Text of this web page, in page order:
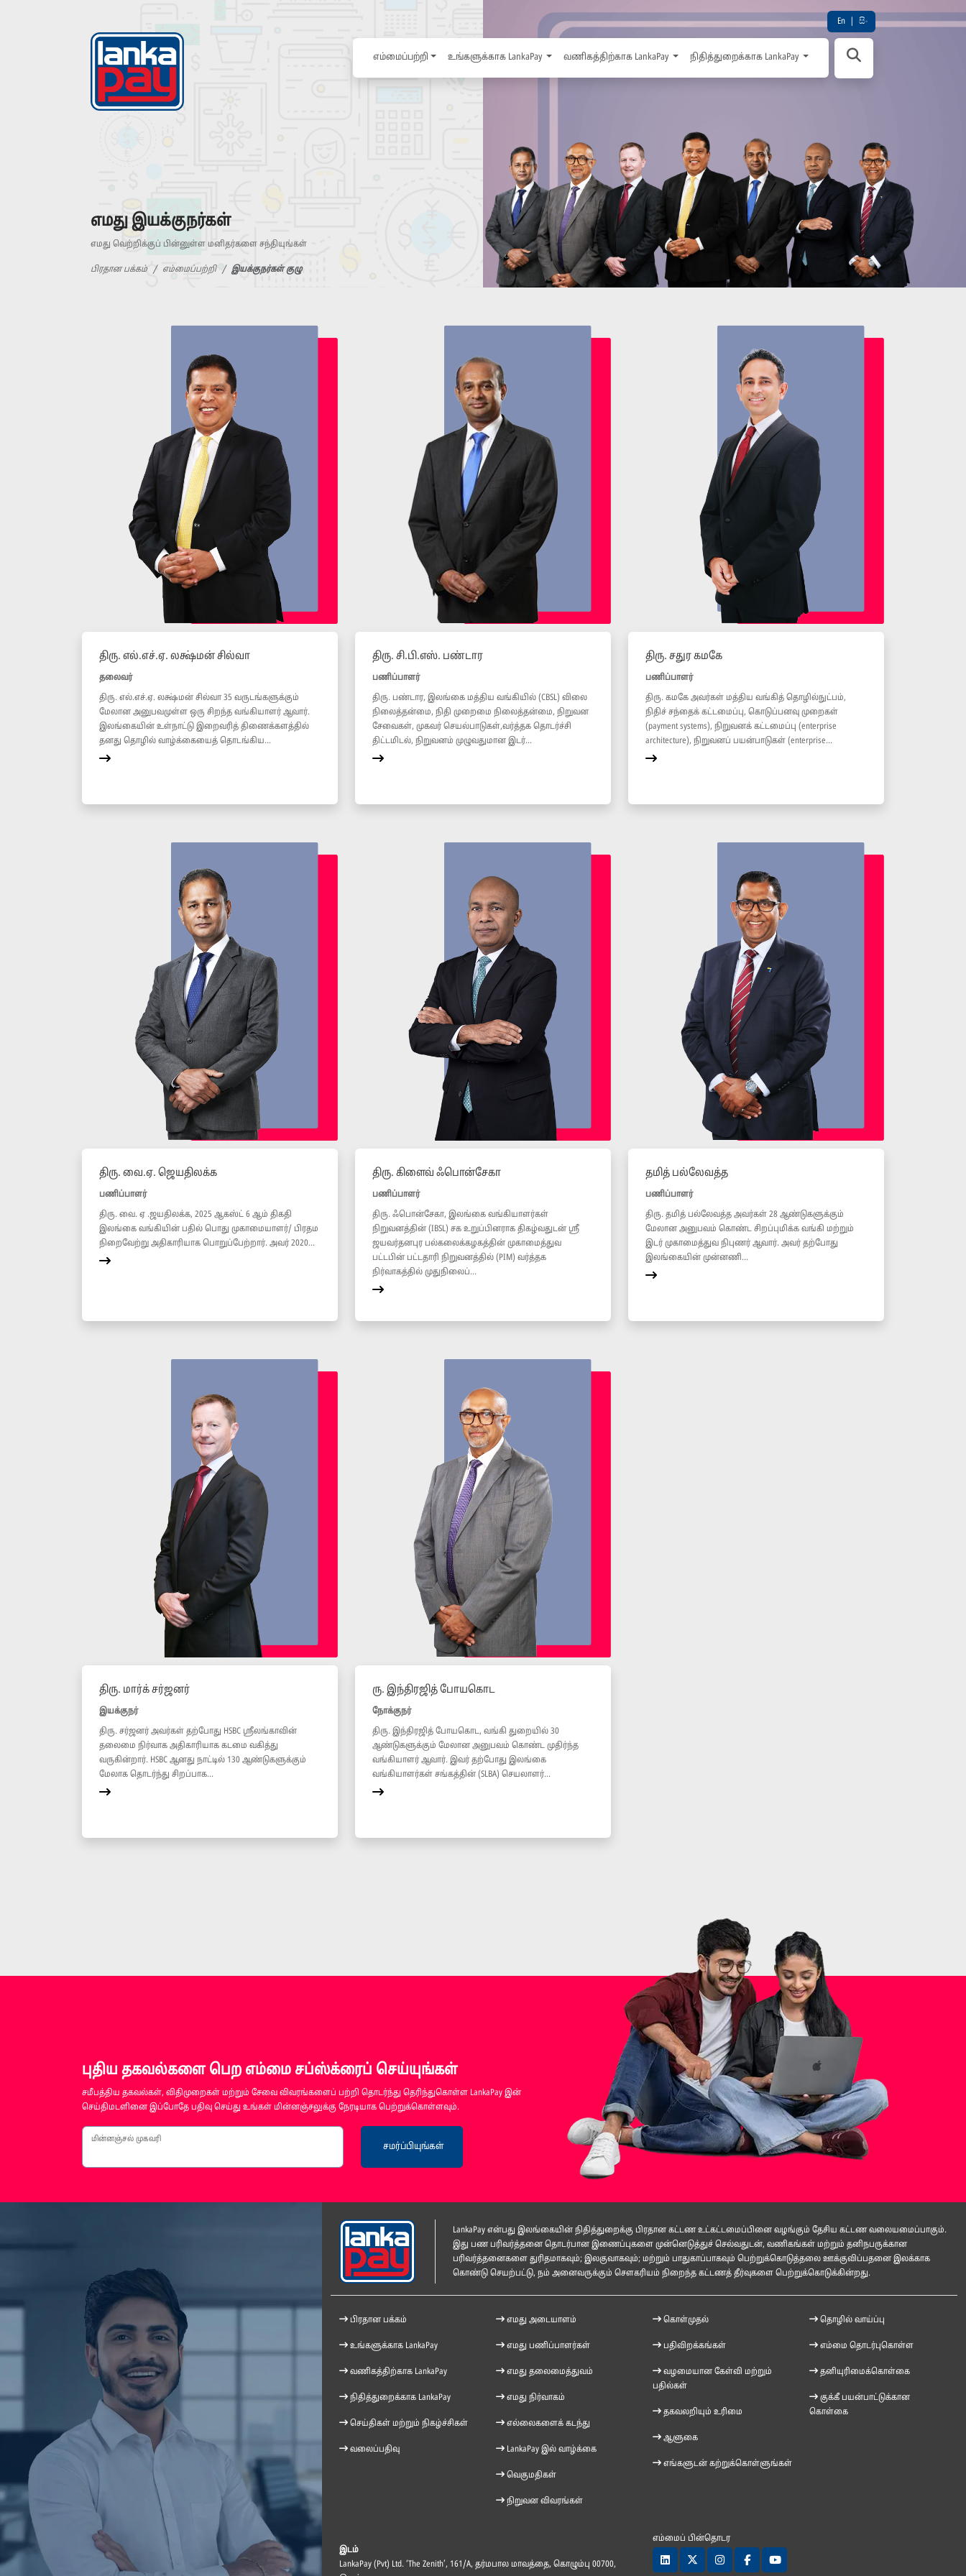
En සිං
எம்மைப்பற்றி உங்களுக்காக LankaPay வணிகத்திற்காக LankaPay நிதித்துறைக்காக LankaPay
எமது இயக்குநர்கள்
எமது வெற்றிக்குப் பின்னுள்ள மனிதர்களை சந்தியுங்கள்
பிரதான பக்கம் எம்மைப்பற்றி இயக்குநர்கள் குழு
திரு. எல்.எச்.ஏ. லக்ஷ்மன் சில்வா
தலைவர்
திரு. எல்.எச்.ஏ. லக்ஷ்மன் சில்வா 35 வருடங்களுக்கும்
மேலான அனுபவமுள்ள ஒரு சிறந்த வங்கியாளர் ஆவார்.
இலங்கையின் உள்நாட்டு இறைவரித் திணைக்களத்தில்
தனது தொழில் வாழ்க்கையைத் தொடங்கிய...
திரு. சி.பி.எஸ். பண்டார
பணிப்பாளர்
திரு. பண்டார, இலங்கை மத்திய வங்கியில் (CBSL) விலை
நிலைத்தன்மை, நிதி முறைமை நிலைத்தன்மை, நிறுவன
சேவைகள், முகவர் செயல்பாடுகள்,வர்த்தக தொடர்ச்சி
திட்டமிடல், நிறுவனம் முழுவதுமான இடர்...
திரு. சதுர கமகே
பணிப்பாளர்
திரு. கமகே அவர்கள் மத்திய வங்கித் தொழில்நுட்பம்,
நிதிச் சந்தைக் கட்டமைப்பு, கொடுப்பனவு முறைகள்
(payment systems), நிறுவனக் கட்டமைப்பு (enterprise
architecture), நிறுவனப் பயன்பாடுகள் (enterprise...
திரு. வை.ஏ. ஜெயதிலக்க
பணிப்பாளர்
திரு. வை. ஏ .ஜயதிலக்க, 2025 ஆகஸ்ட் 6 ஆம் திகதி
இலங்கை வங்கியின் பதில் பொது முகாமையாளர்/ பிரதம
நிறைவேற்று அதிகாரியாக பொறுப்பேற்றார். அவர் 2020...
திரு. கிளைவ் ஃபொன்சேகா
பணிப்பாளர்
திரு. ஃபொன்சேகா, இலங்கை வங்கியாளர்கள்
நிறுவனத்தின் (IBSL) சக உறுப்பினராக திகழ்வதுடன் ஸ்ரீ
ஜயவர்தனபுர பல்கலைக்கழகத்தின் முகாமைத்துவ
பட்டபின் பட்டதாரி நிறுவனத்தில் (PIM) வர்த்தக
நிர்வாகத்தில் முதுநிலைப்...
தமித் பல்லேவத்த
பணிப்பாளர்
திரு. தமித் பல்லேவத்த அவர்கள் 28 ஆண்டுகளுக்கும்
மேலான அனுபவம் கொண்ட சிறப்புமிக்க வங்கி மற்றும்
இடர் முகாமைத்துவ நிபுணர் ஆவார். அவர் தற்போது
இலங்கையின் முன்னணி...
திரு. மார்க் சர்ஜனர்
இயக்குநர்
திரு. சர்ஜனர் அவர்கள் தற்போது HSBC ஸ்ரீலங்காவின்
தலைமை நிர்வாக அதிகாரியாக கடமை வகித்து
வருகின்றார். HSBC ஆனது நாட்டில் 130 ஆண்டுகளுக்கும்
மேலாக தொடர்ந்து சிறப்பாக...
ரு. இந்திரஜித் போயகொட
நோக்குநர்
திரு. இந்திரஜித் போயகொட, வங்கி துறையில் 30
ஆண்டுகளுக்கும் மேலான அனுபவம் கொண்ட முதிர்ந்த
வங்கியாளர் ஆவார். இவர் தற்போது இலங்கை
வங்கியாளர்கள் சங்கத்தின் (SLBA) செயலாளர்...
புதிய தகவல்களை பெற எம்மை சப்ஸ்க்ரைப் செய்யுங்கள்
சமீபத்திய தகவல்கள், விதிமுறைகள் மற்றும் சேவை விவரங்களைப் பற்றி தொடர்ந்து தெரிந்துகொள்ள LankaPay இன்
செய்திமடளினை இப்போதே பதிவு செய்து உங்கள் மின்னஞ்சலுக்கு நேரடியாக பெற்றுக்கொள்ளவும்.
மின்னஞ்சல் முகவரி
சமர்ப்பியுங்கள்
LankaPay என்பது இலங்கையின் நிதித்துறைக்கு பிரதான கட்டண உட்கட்டமைப்பினை வழங்கும் தேசிய கட்டண வலையமைப்பாகும்.
இது பண பரிவர்த்தனை தொடர்பான இணைப்புகளை முன்னெடுத்துச் செல்வதுடன், வணிகங்கள் மற்றும் தனிநபருக்கான
பரிவர்த்தனைகளை துரிதமாகவும்; இலகுவாகவும்; மற்றும் பாதுகாப்பாகவும் பெற்றுக்கொடுத்தலை ஊக்குவிப்பதனை இலக்காக
கொண்டு செயற்பட்டு, நம் அனைவருக்கும் சௌகரியம் நிறைந்த கட்டணத் தீர்வுகளை பெற்றுக்கொடுக்கின்றது.
பிரதான பக்கம்
உங்களுக்காக LankaPay
வணிகத்திற்காக LankaPay
நிதித்துறைக்காக LankaPay
செய்திகள் மற்றும் நிகழ்ச்சிகள்
வலைப்பதிவு
எமது அடையாளம்
எமது பணிப்பாளர்கள்
எமது தலைமைத்துவம்
எமது நிர்வாகம்
எல்லைகளைக் கடந்து
LankaPay இல் வாழ்க்கை
வெகுமதிகள்
நிறுவன விவரங்கள்
கொள்முதல்
பதிவிறக்கங்கள்
வழமையான கேள்வி மற்றும்
பதில்கள்
தகவலறியும் உரிமை
ஆளுகை
எங்களுடன் கற்றுக்கொள்ளுங்கள்
தொழில் வாய்ப்பு
எம்மை தொடர்புகொள்ள
தனியுரிமைக்கொள்கை
குக்கீ பயன்பாட்டுக்கான
கொள்கை
இடம்
LankaPay (Pvt) Ltd. ‘The Zenith’, 161/A, தர்மபால மாவத்தை, கொழும்பு 00700,
எம்மைப் பின்தொடர